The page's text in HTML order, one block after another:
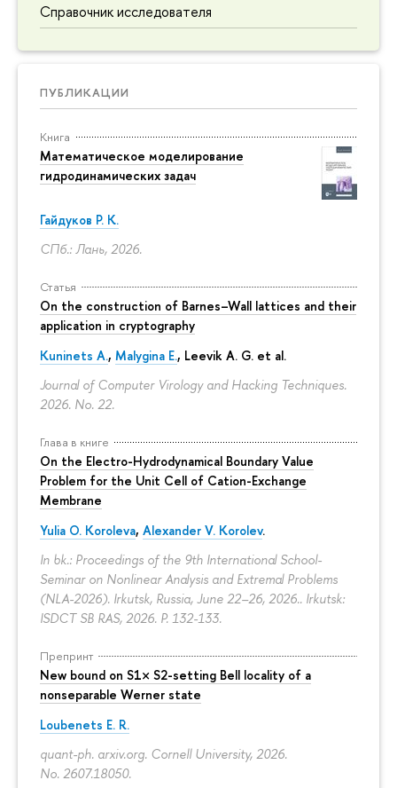
Справочник исследователя
ПУБЛИКАЦИИ
Книга
Математическое моделирование
гидродинамических задач
Гайдуков Р. К.
СПб.: Лань, 2026.
Статья
On the construction of Barnes–Wall lattices and their
application in cryptography
Kuninets A., Malygina E., Leevik A. G. et al.
Journal of Computer Virology and Hacking Techniques.
2026. No. 22.
Глава в книге
On the Electro-Hydrodynamical Boundary Value
Problem for the Unit Cell of Cation-Exchange
Membrane
Yulia O. Koroleva, Alexander V. Korolev.
In bk.: Proceedings of the 9th International School-
Seminar on Nonlinear Analysis and Extremal Problems
(NLA-2026). Irkutsk, Russia, June 22–26, 2026.. Irkutsk:
ISDCT SB RAS, 2026. P. 132-133.
Препринт
New bound on S1× S2-setting Bell locality of a
nonseparable Werner state
Loubenets E. R.
quant-ph. arxiv.org. Cornell University, 2026.
No. 2607.18050.